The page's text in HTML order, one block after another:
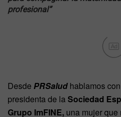
profesional”
Ad
Desde PRSaludhablamos con
presidenta de laSociedad
Grupo ImFINE, una mujer